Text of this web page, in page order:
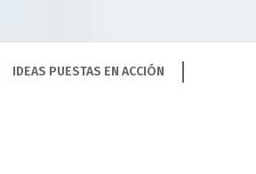
IDEAS PUESTAS EN ACCIÓN